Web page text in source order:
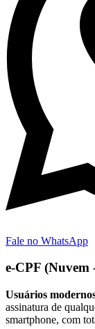
Fale no WhatsApp
e-CPF
Usuários
assinatura de
smartphone, com